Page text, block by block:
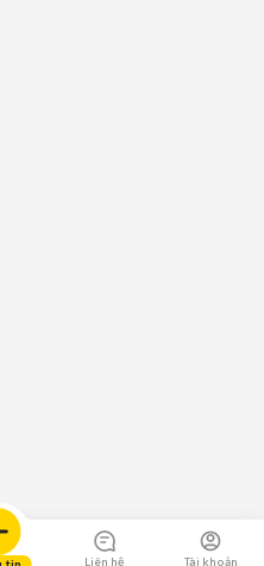
Liên hệ Tài khoản